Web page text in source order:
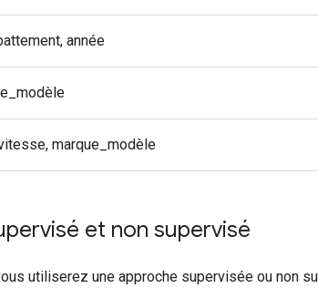
année
marque_modèle
et non supervisé
utiliserez une approche supervisée ou non